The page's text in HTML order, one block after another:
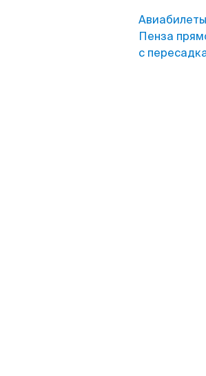
Пенза
с